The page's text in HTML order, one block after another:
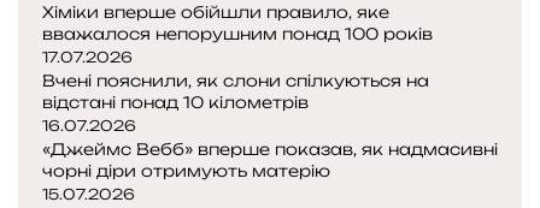
Хіміки вперше обійшли правило, яке
вважалося непорушним понад 100 років
17.07.2026
Вчені пояснили, як слони спілкуються на
відстані понад 10 кілометрів
16.07.2026
«Джеймс Вебб» вперше показав, як надмасивні
чорні діри отримують матерію
15.07.2026